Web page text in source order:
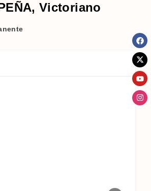
Victoriano